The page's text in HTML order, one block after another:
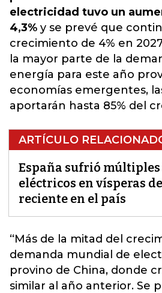
electricidad tuvo un
4,3% y se prevé que
crecimiento de 4% en
la mayor parte de la
energía para este año
economías emergentes,
aportarán hasta 85% del
ARTÍCULO
España sufrió
eléctricos en vísperas
reciente en el país
“Más de la mitad del
demanda mundial de
provino de China, donde
similar al año anterior. Se